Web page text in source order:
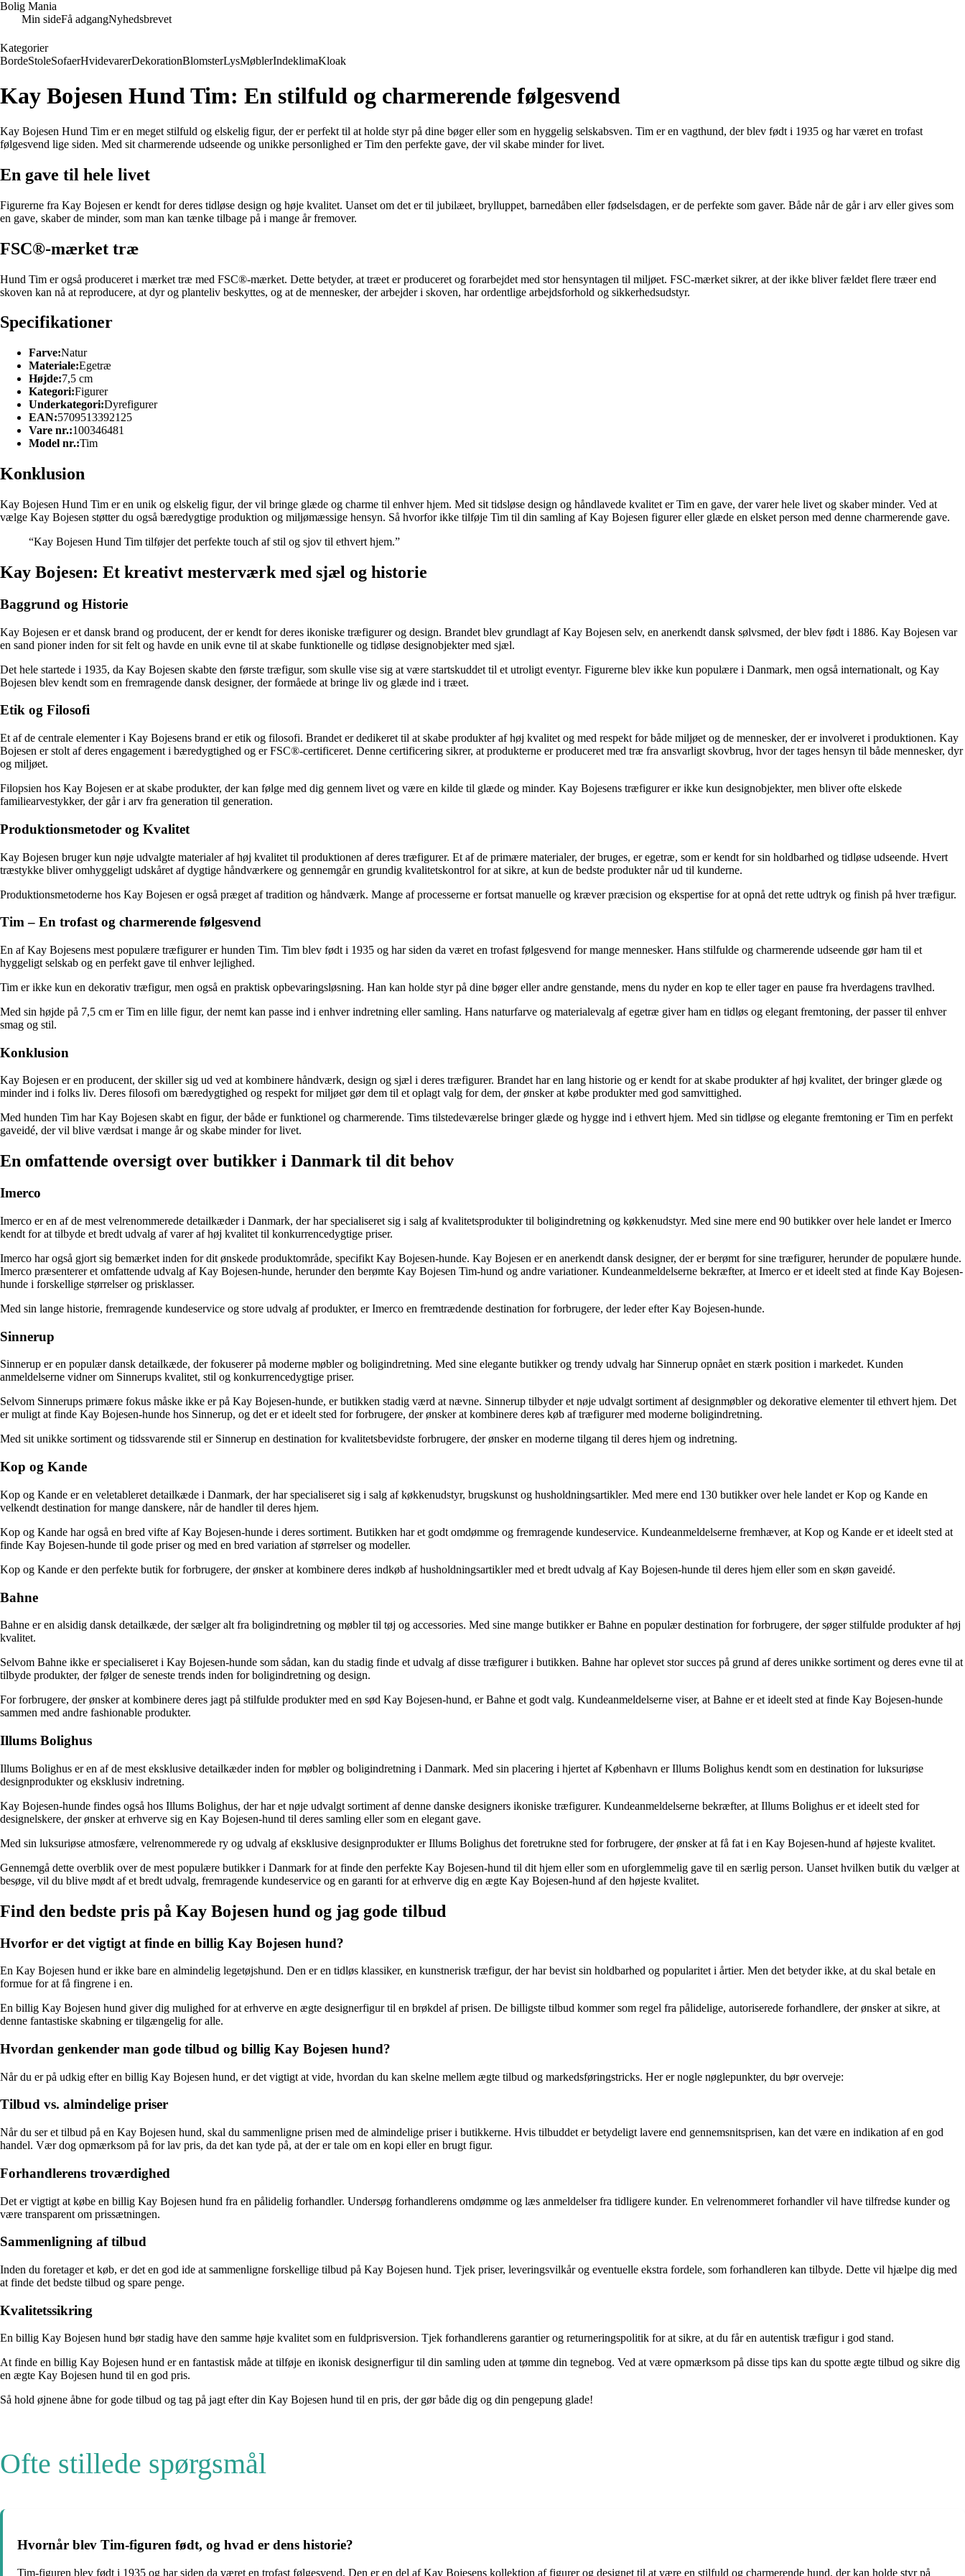
Bolig Mania
Min sideFå adgangNyhedsbrevet
Kategorier
BordeStoleSofaerHvidevarerDekorationBlomsterLysMøblerIndeklimaKloak
Kay Bojesen Hund Tim: En stilfuld og charmerende følgesvend
Kay Bojesen Hund Tim er en meget stilfuld og elskelig figur, der er perfekt til at holde styr på dine bøger eller som en hyggelig selskabsven. Tim er en vagthund, der blev født i 1935 og har været en trofast
følgesvend lige siden. Med sit charmerende udseende og unikke personlighed er Tim den perfekte gave, der vil skabe minder for livet.
En gave til hele livet
Figurerne fra Kay Bojesen er kendt for deres tidløse design og høje kvalitet. Uanset om det er til jubilæet, brylluppet, barnedåben eller fødselsdagen, er de perfekte som gaver. Både når de går i arv eller gives som
en gave, skaber de minder, som man kan tænke tilbage på i mange år fremover.
FSC®-mærket træ
Hund Tim er også produceret i mærket træ med FSC®-mærket. Dette betyder, at træet er produceret og forarbejdet med stor hensyntagen til miljøet. FSC-mærket sikrer, at der ikke bliver fældet flere træer end
skoven kan nå at reproducere, at dyr og planteliv beskyttes, og at de mennesker, der arbejder i skoven, har ordentlige arbejdsforhold og sikkerhedsudstyr.
Specifikationer
Farve:Natur
Materiale:Egetræ
Højde:7,5 cm
Kategori:Figurer
Underkategori:Dyrefigurer
EAN:5709513392125
Vare nr.:100346481
Model nr.:Tim
Konklusion
Kay Bojesen Hund Tim er en unik og elskelig figur, der vil bringe glæde og charme til enhver hjem. Med sit tidsløse design og håndlavede kvalitet er Tim en gave, der varer hele livet og skaber minder. Ved at
vælge Kay Bojesen støtter du også bæredygtige produktion og miljømæssige hensyn. Så hvorfor ikke tilføje Tim til din samling af Kay Bojesen figurer eller glæde en elsket person med denne charmerende gave.
“Kay Bojesen Hund Tim tilføjer det perfekte touch af stil og sjov til ethvert hjem.”
Kay Bojesen: Et kreativt mesterværk med sjæl og historie
Baggrund og Historie
Kay Bojesen er et dansk brand og producent, der er kendt for deres ikoniske træfigurer og design. Brandet blev grundlagt af Kay Bojesen selv, en anerkendt dansk sølvsmed, der blev født i 1886. Kay Bojesen var
en sand pioner inden for sit felt og havde en unik evne til at skabe funktionelle og tidløse designobjekter med sjæl.
Det hele startede i 1935, da Kay Bojesen skabte den første træfigur, som skulle vise sig at være startskuddet til et utroligt eventyr. Figurerne blev ikke kun populære i Danmark, men også internationalt, og Kay
Bojesen blev kendt som en fremragende dansk designer, der formåede at bringe liv og glæde ind i træet.
Etik og Filosofi
Et af de centrale elementer i Kay Bojesens brand er etik og filosofi. Brandet er dedikeret til at skabe produkter af høj kvalitet og med respekt for både miljøet og de mennesker, der er involveret i produktionen. Kay
Bojesen er stolt af deres engagement i bæredygtighed og er FSC®-certificeret. Denne certificering sikrer, at produkterne er produceret med træ fra ansvarligt skovbrug, hvor der tages hensyn til både mennesker, dyr
og miljøet.
Filopsien hos Kay Bojesen er at skabe produkter, der kan følge med dig gennem livet og være en kilde til glæde og minder. Kay Bojesens træfigurer er ikke kun designobjekter, men bliver ofte elskede
familiearvestykker, der går i arv fra generation til generation.
Produktionsmetoder og Kvalitet
Kay Bojesen bruger kun nøje udvalgte materialer af høj kvalitet til produktionen af deres træfigurer. Et af de primære materialer, der bruges, er egetræ, som er kendt for sin holdbarhed og tidløse udseende. Hvert
træstykke bliver omhyggeligt udskåret af dygtige håndværkere og gennemgår en grundig kvalitetskontrol for at sikre, at kun de bedste produkter når ud til kunderne.
Produktionsmetoderne hos Kay Bojesen er også præget af tradition og håndværk. Mange af processerne er fortsat manuelle og kræver præcision og ekspertise for at opnå det rette udtryk og finish på hver træfigur.
Tim – En trofast og charmerende følgesvend
En af Kay Bojesens mest populære træfigurer er hunden Tim. Tim blev født i 1935 og har siden da været en trofast følgesvend for mange mennesker. Hans stilfulde og charmerende udseende gør ham til et
hyggeligt selskab og en perfekt gave til enhver lejlighed.
Tim er ikke kun en dekorativ træfigur, men også en praktisk opbevaringsløsning. Han kan holde styr på dine bøger eller andre genstande, mens du nyder en kop te eller tager en pause fra hverdagens travlhed.
Med sin højde på 7,5 cm er Tim en lille figur, der nemt kan passe ind i enhver indretning eller samling. Hans naturfarve og materialevalg af egetræ giver ham en tidløs og elegant fremtoning, der passer til enhver
smag og stil.
Konklusion
Kay Bojesen er en producent, der skiller sig ud ved at kombinere håndværk, design og sjæl i deres træfigurer. Brandet har en lang historie og er kendt for at skabe produkter af høj kvalitet, der bringer glæde og
minder ind i folks liv. Deres filosofi om bæredygtighed og respekt for miljøet gør dem til et oplagt valg for dem, der ønsker at købe produkter med god samvittighed.
Med hunden Tim har Kay Bojesen skabt en figur, der både er funktionel og charmerende. Tims tilstedeværelse bringer glæde og hygge ind i ethvert hjem. Med sin tidløse og elegante fremtoning er Tim en perfekt
gaveidé, der vil blive værdsat i mange år og skabe minder for livet.
En omfattende oversigt over butikker i Danmark til dit behov
Imerco
Imerco er en af de mest velrenommerede detailkæder i Danmark, der har specialiseret sig i salg af kvalitetsprodukter til boligindretning og køkkenudstyr. Med sine mere end 90 butikker over hele landet er Imerco
kendt for at tilbyde et bredt udvalg af varer af høj kvalitet til konkurrencedygtige priser.
Imerco har også gjort sig bemærket inden for dit ønskede produktområde, specifikt Kay Bojesen-hunde. Kay Bojesen er en anerkendt dansk designer, der er berømt for sine træfigurer, herunder de populære hunde.
Imerco præsenterer et omfattende udvalg af Kay Bojesen-hunde, herunder den berømte Kay Bojesen Tim-hund og andre variationer. Kundeanmeldelserne bekræfter, at Imerco er et ideelt sted at finde Kay Bojesen-
hunde i forskellige størrelser og prisklasser.
Med sin lange historie, fremragende kundeservice og store udvalg af produkter, er Imerco en fremtrædende destination for forbrugere, der leder efter Kay Bojesen-hunde.
Sinnerup
Sinnerup er en populær dansk detailkæde, der fokuserer på moderne møbler og boligindretning. Med sine elegante butikker og trendy udvalg har Sinnerup opnået en stærk position i markedet. Kunden
anmeldelserne vidner om Sinnerups kvalitet, stil og konkurrencedygtige priser.
Selvom Sinnerups primære fokus måske ikke er på Kay Bojesen-hunde, er butikken stadig værd at nævne. Sinnerup tilbyder et nøje udvalgt sortiment af designmøbler og dekorative elementer til ethvert hjem. Det
er muligt at finde Kay Bojesen-hunde hos Sinnerup, og det er et ideelt sted for forbrugere, der ønsker at kombinere deres køb af træfigurer med moderne boligindretning.
Med sit unikke sortiment og tidssvarende stil er Sinnerup en destination for kvalitetsbevidste forbrugere, der ønsker en moderne tilgang til deres hjem og indretning.
Kop og Kande
Kop og Kande er en veletableret detailkæde i Danmark, der har specialiseret sig i salg af køkkenudstyr, brugskunst og husholdningsartikler. Med mere end 130 butikker over hele landet er Kop og Kande en
velkendt destination for mange danskere, når de handler til deres hjem.
Kop og Kande har også en bred vifte af Kay Bojesen-hunde i deres sortiment. Butikken har et godt omdømme og fremragende kundeservice. Kundeanmeldelserne fremhæver, at Kop og Kande er et ideelt sted at
finde Kay Bojesen-hunde til gode priser og med en bred variation af størrelser og modeller.
Kop og Kande er den perfekte butik for forbrugere, der ønsker at kombinere deres indkøb af husholdningsartikler med et bredt udvalg af Kay Bojesen-hunde til deres hjem eller som en skøn gaveidé.
Bahne
Bahne er en alsidig dansk detailkæde, der sælger alt fra boligindretning og møbler til tøj og accessories. Med sine mange butikker er Bahne en populær destination for forbrugere, der søger stilfulde produkter af høj
kvalitet.
Selvom Bahne ikke er specialiseret i Kay Bojesen-hunde som sådan, kan du stadig finde et udvalg af disse træfigurer i butikken. Bahne har oplevet stor succes på grund af deres unikke sortiment og deres evne til at
tilbyde produkter, der følger de seneste trends inden for boligindretning og design.
For forbrugere, der ønsker at kombinere deres jagt på stilfulde produkter med en sød Kay Bojesen-hund, er Bahne et godt valg. Kundeanmeldelserne viser, at Bahne er et ideelt sted at finde Kay Bojesen-hunde
sammen med andre fashionable produkter.
Illums Bolighus
Illums Bolighus er en af de mest eksklusive detailkæder inden for møbler og boligindretning i Danmark. Med sin placering i hjertet af København er Illums Bolighus kendt som en destination for luksuriøse
designprodukter og eksklusiv indretning.
Kay Bojesen-hunde findes også hos Illums Bolighus, der har et nøje udvalgt sortiment af denne danske designers ikoniske træfigurer. Kundeanmeldelserne bekræfter, at Illums Bolighus er et ideelt sted for
designelskere, der ønsker at erhverve sig en Kay Bojesen-hund til deres samling eller som en elegant gave.
Med sin luksuriøse atmosfære, velrenommerede ry og udvalg af eksklusive designprodukter er Illums Bolighus det foretrukne sted for forbrugere, der ønsker at få fat i en Kay Bojesen-hund af højeste kvalitet.
Gennemgå dette overblik over de mest populære butikker i Danmark for at finde den perfekte Kay Bojesen-hund til dit hjem eller som en uforglemmelig gave til en særlig person. Uanset hvilken butik du vælger at
besøge, vil du blive mødt af et bredt udvalg, fremragende kundeservice og en garanti for at erhverve dig en ægte Kay Bojesen-hund af den højeste kvalitet.
Find den bedste pris på Kay Bojesen hund og jag gode tilbud
Hvorfor er det vigtigt at finde en billig Kay Bojesen hund?
En Kay Bojesen hund er ikke bare en almindelig legetøjshund. Den er en tidløs klassiker, en kunstnerisk træfigur, der har bevist sin holdbarhed og popularitet i årtier. Men det betyder ikke, at du skal betale en
formue for at få fingrene i en.
En billig Kay Bojesen hund giver dig mulighed for at erhverve en ægte designerfigur til en brøkdel af prisen. De billigste tilbud kommer som regel fra pålidelige, autoriserede forhandlere, der ønsker at sikre, at
denne fantastiske skabning er tilgængelig for alle.
Hvordan genkender man gode tilbud og billig Kay Bojesen hund?
Når du er på udkig efter en billig Kay Bojesen hund, er det vigtigt at vide, hvordan du kan skelne mellem ægte tilbud og markedsføringstricks. Her er nogle nøglepunkter, du bør overveje:
Tilbud vs. almindelige priser
Når du ser et tilbud på en Kay Bojesen hund, skal du sammenligne prisen med de almindelige priser i butikkerne. Hvis tilbuddet er betydeligt lavere end gennemsnitsprisen, kan det være en indikation af en god
handel. Vær dog opmærksom på for lav pris, da det kan tyde på, at der er tale om en kopi eller en brugt figur.
Forhandlerens troværdighed
Det er vigtigt at købe en billig Kay Bojesen hund fra en pålidelig forhandler. Undersøg forhandlerens omdømme og læs anmeldelser fra tidligere kunder. En velrenommeret forhandler vil have tilfredse kunder og
være transparent om prissætningen.
Sammenligning af tilbud
Inden du foretager et køb, er det en god ide at sammenligne forskellige tilbud på Kay Bojesen hund. Tjek priser, leveringsvilkår og eventuelle ekstra fordele, som forhandleren kan tilbyde. Dette vil hjælpe dig med
at finde det bedste tilbud og spare penge.
Kvalitetssikring
En billig Kay Bojesen hund bør stadig have den samme høje kvalitet som en fuldprisversion. Tjek forhandlerens garantier og returneringspolitik for at sikre, at du får en autentisk træfigur i god stand.
At finde en billig Kay Bojesen hund er en fantastisk måde at tilføje en ikonisk designerfigur til din samling uden at tømme din tegnebog. Ved at være opmærksom på disse tips kan du spotte ægte tilbud og sikre dig
en ægte Kay Bojesen hund til en god pris.
Så hold øjnene åbne for gode tilbud og tag på jagt efter din Kay Bojesen hund til en pris, der gør både dig og din pengepung glade!
Ofte stillede spørgsmål
Hvornår blev Tim-figuren født, og hvad er dens historie?
Tim-figuren blev født i 1935 og har siden da været en trofast følgesvend. Den er en del af Kay Bojesens kollektion af figurer og designet til at være en stilfuld og charmerende hund, der kan holde styr på